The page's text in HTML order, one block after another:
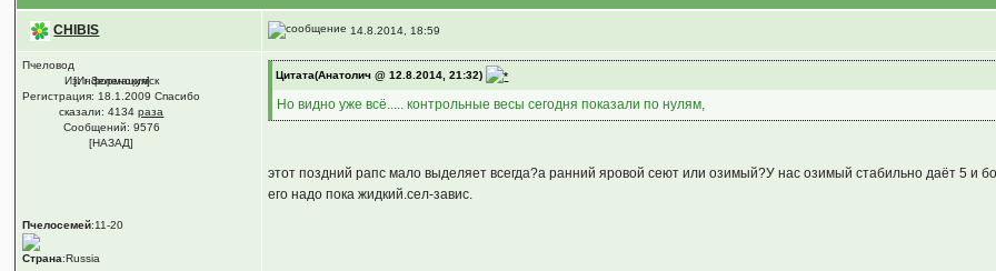
CHIBIS 14.8.2014, 18:59
Пчеловод
[Информация]
Из: г.Зеленокумск
Регистрация: 18.1.2009 Спасибо
сказали:4134 раза
Сообщений: 9576
[НАЗАД]
Пчелосемей:11-20
Страна:Russia
Цитата(Анатолич @ 12.8.2014, 21:32)
Но видно уже всё..... контрольные весы сегодня показали по нулям,
этот поздний рапс мало выделяет всегда?а ранний яровой сеют или озимый?У нас озимый стабильно даёт 5 и
его надо пока жидкий.сел-завис.